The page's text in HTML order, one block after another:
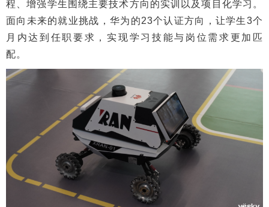
程、增强学生围绕主要技术方向的实训以及项目化学习。
面向未来的就业挑战，华为的23个认证方向，让学生3个
月内达到任职要求，实现学习技能与岗位需求更加匹
配。